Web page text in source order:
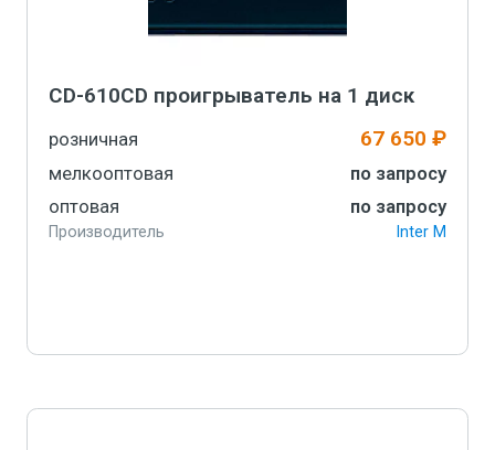
CD-610CD проигрыватель на 1 диск
розничная 67 650 ₽
мелкооптовая
по запросу
оптовая
по запросу
Производитель Inter M